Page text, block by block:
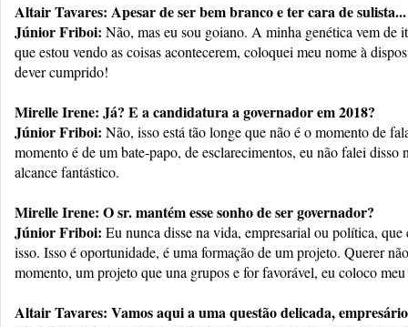
Altair Tavares: Apesar de ser bem branco e ter cara de sulista...
Júnior Friboi: Não, mas eu sou goiano. A minha genética vem de
que estou vendo as coisas acontecerem, coloquei meu nome à
dever cumprido!
Mirelle Irene: Já? E a candidatura a governador em 2018?
Júnior Friboi: Não, isso está tão longe que não é o momento de
momento é de um bate-papo, de esclarecimentos, eu não falei disso
alcance fantástico.
Mirelle Irene: O sr. mantém esse sonho de ser governador?
Júnior Friboi: Eu nunca disse na vida, empresarial ou política,
isso. Isso é oportunidade, é uma formação de um projeto. Querer
momento, um projeto que una grupos e for favorável, eu coloco
Altair Tavares: Vamos aqui a uma questão delicada,